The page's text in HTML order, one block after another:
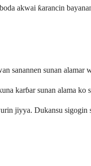
akwai ƙarancin
sanannen sunan alamar
karɓar sunan alama ko
jiyya. Dukansu